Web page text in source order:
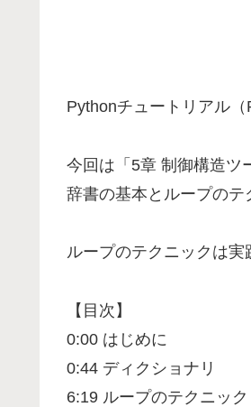
Pythonチュートリアル
今回は「5章 制御構造ツ
辞書の基本とループのテ
ループのテクニックは実
【目次】
0:00 はじめに
0:44 ディクショナリ
6:19 ループのテクニック